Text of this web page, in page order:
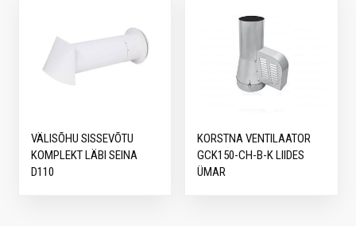
VÄLISÕHU SISSEVÕTU
KOMPLEKT LÄBI SEINA
D110
KORSTNA VENTILAATOR
GCK150-CH-B-K LIIDES
ÜMAR